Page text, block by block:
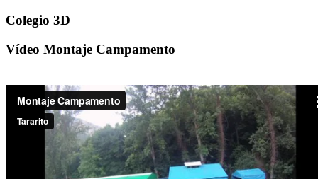
Colegio 3D
Vídeo Montaje Campamento